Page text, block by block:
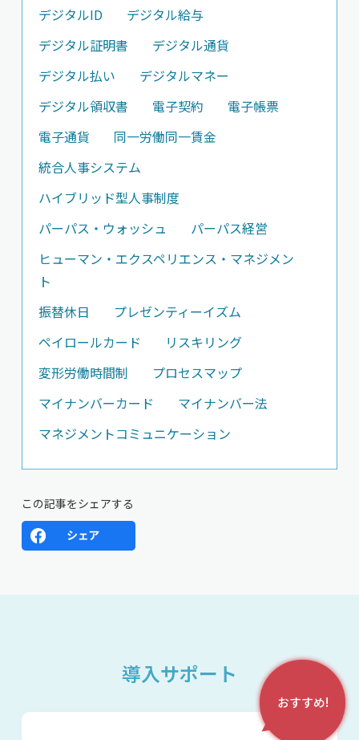
デジタルID
デジタル給与
デジタル証明書
デジタル通貨
デジタル払い
デジタルマネー
デジタル領収書
電子契約
電子帳票
電子通貨
同一労働同一賃金
統合人事システム
ハイブリッド型人事制度
パーパス・ウォッシュ
パーパス経営
ヒューマン・エクスペリエンス・マネジメン
ト
振替休日
プレゼンティーイズム
ペイロールカード
リスキリング
変形労働時間制
プロセスマップ
マイナンバーカード
マイナンバー法
マネジメントコミュニケーション
この記事をシェアする
導入サポート
おすすめ!